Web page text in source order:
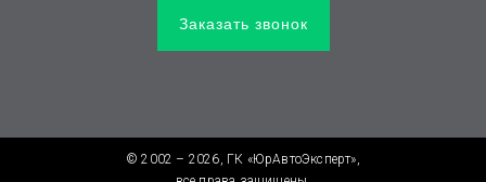
Заказать звонок
© 2002 – 2026, ГК «ЮрАвтоЭксперт»,